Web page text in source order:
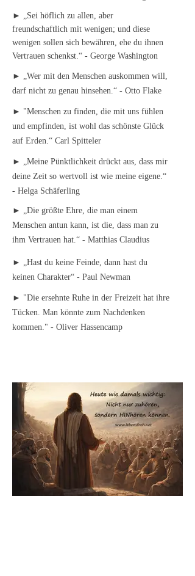
► „Sei höflich zu allen, aber
freundschaftlich mit wenigen; und diese
wenigen sollen sich bewähren, ehe du ihnen
Vertrauen schenkst.“ - George Washington
► „Wer mit den Menschen auskommen will,
darf nicht zu genau hinsehen.“ - Otto Flake
► "Menschen zu finden, die mit uns fühlen
und empfinden, ist wohl das schönste Glück
auf Erden.“ Carl Spitteler
► „Meine Pünktlichkeit drückt aus, dass mir
deine Zeit so wertvoll ist wie meine eigene.“
- Helga Schäferling
► „Die größte Ehre, die man einem
Menschen antun kann, ist die, dass man zu
ihm Vertrauen hat.“ - Matthias Claudius
► „Hast du keine Feinde, dann hast du
keinen Charakter“ - Paul Newman
► "Die ersehnte Ruhe in der Freizeit hat ihre
Tücken. Man könnte zum Nachdenken
kommen." - Oliver Hassencamp